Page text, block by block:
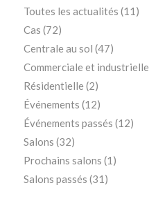
Toutes les actualités (11)
Cas (72)
Centrale au sol (47)
Commerciale et industrielle
Résidentielle (2)
Événements (12)
Événements passés (12)
Salons (32)
Prochains salons (1)
Salons passés (31)